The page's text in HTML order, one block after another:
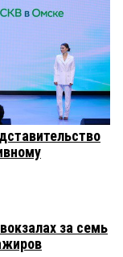
за семь